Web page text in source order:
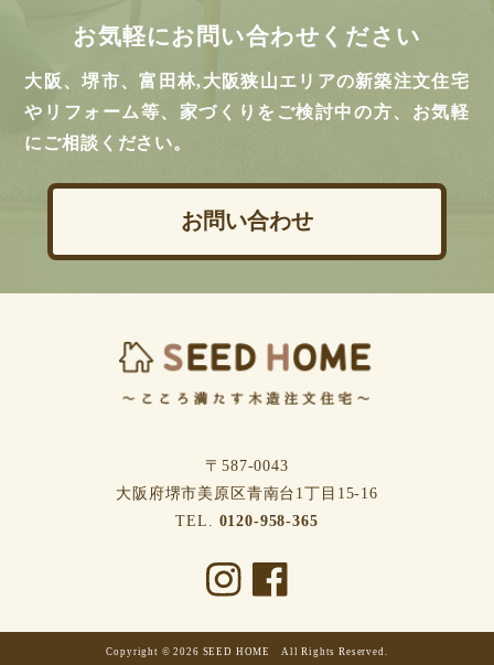
お気軽にお問い合わせください
大阪、堺市、富田林,大阪狭山エリアの新築注文住宅
やリフォーム等、家づくりをご検討中の方、お気軽
にご相談ください。
お問い合わせ
〒587-0043
⼤阪府堺市美原区⻘南台1丁⽬15-16
TEL. 0120-958-365
Copyright © 2026 SEED HOME All Rights Reserved.